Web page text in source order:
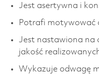
Jest asertywna i
Potrafi motywować
Jest nastawiona na
jakość
Wykazuje odwagę